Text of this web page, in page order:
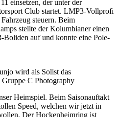
einsetzen, der unter der
Club startet. LMP3-Vollprofi
steuern. Beim
stellte der Kolumbianer einen
auf und konnte eine Pole-
wird als Solist das
Gruppe C Photography
Heimspiel. Beim Saisonauftakt
Speed, welchen wir jetzt in
Der Hockenheimring ist